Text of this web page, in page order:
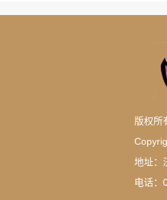
版权所
地址：
电话：